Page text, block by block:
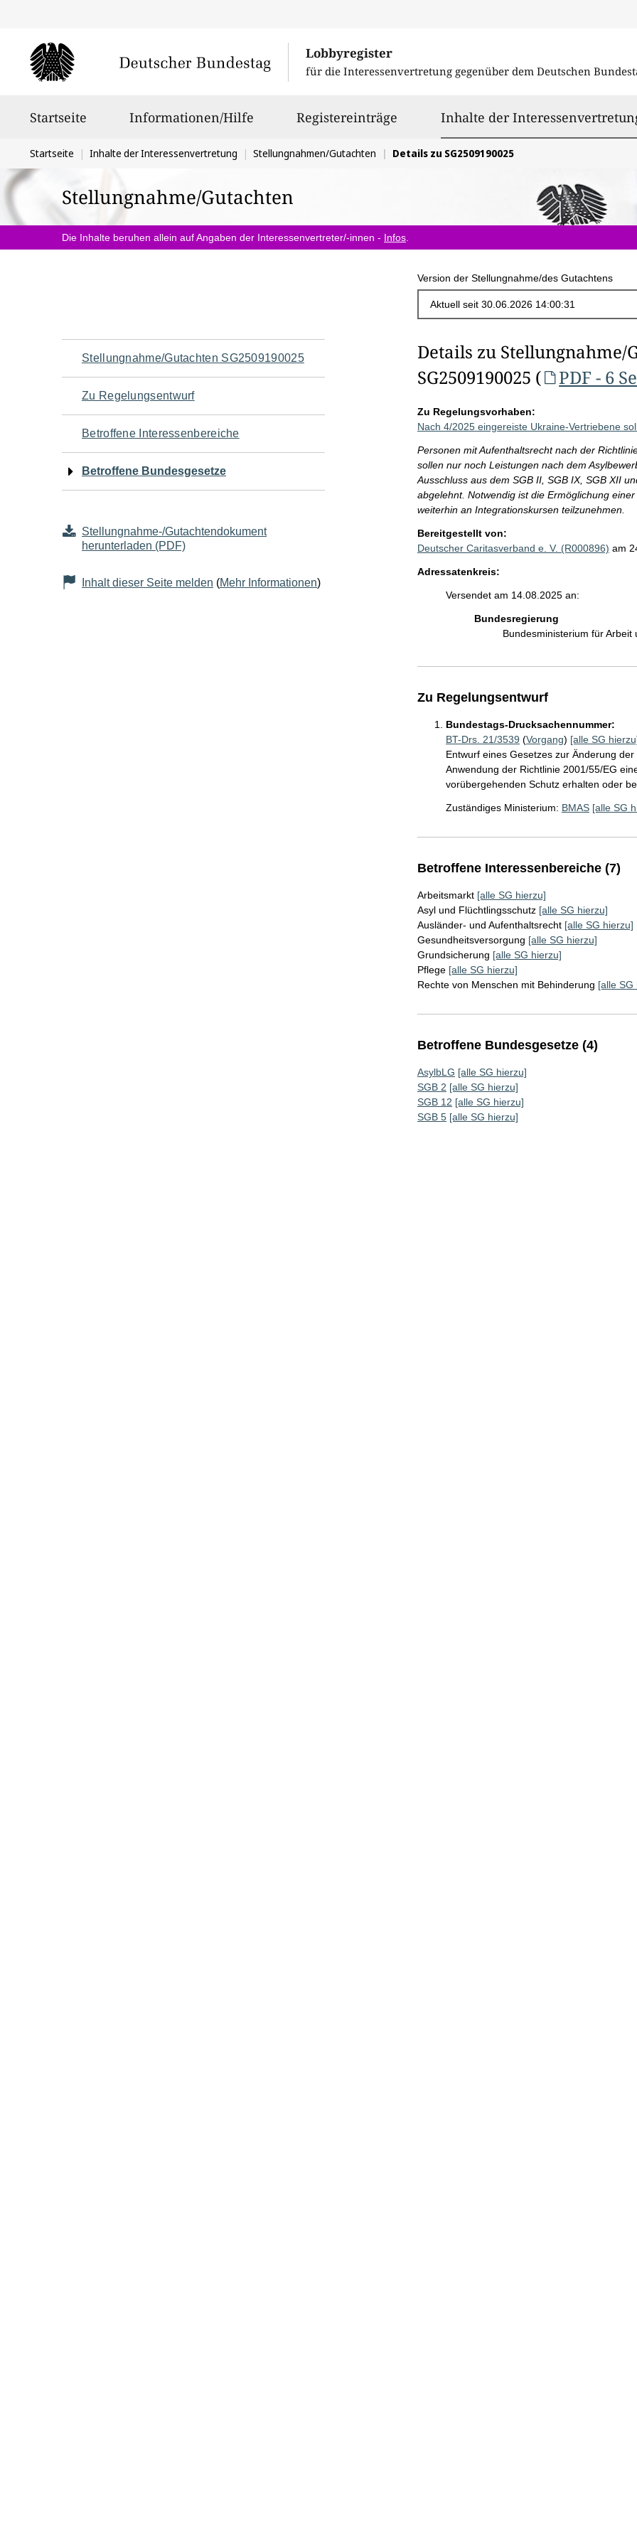
Lobbyregister
für die Interessenvertretung gegenüber dem Deutschen
Startseite Informationen/Hilfe Registereinträge Inhalte der
Sie
befinden
sich
hier:
Startseite Inhalte der Interessenvertretung Stellungnahmen/Gutachten Details zu SG2509190025
Stellungnahme/Gutachten
Die Inhalte beruhen allein auf Angaben der Interessenvertreter/-innen - Infos
Version der Stellungnahme/des Gutachtens
Navigation
für
den
Seiteninhalt
Stellungnahme/Gutachten SG2509190025
Zu Regelungsentwurf
Betroffene Interessenbereiche
Betroffene Bundesgesetze
Stellungnahme-/Gutachtendokument
herunterladen (PDF)
Inhalt dieser Seite melden (Mehr Informationen)
Details zu Stellungnahme/
SG2509190025 (
PDF - 6
Zu Regelungsvorhaben:
Nach 4/2025 eingereiste Ukraine-Vertriebene
Personen mit Aufenthaltsrecht nach der
sollen nur noch Leistungen nach dem
Ausschluss aus dem SGB II, SGB IX, SGB XII
abgelehnt. Notwendig ist die Ermöglichung
weiterhin an Integrationskursen teilzunehmen.
Bereitgestellt von:
Deutscher Caritasverband e. V. (R000896) am
Adressatenkreis:
Versendet am 14.08.2025 an:
Bundesregierung
Bundesministerium für
Zu Regelungsentwurf
Bundestags-Drucksachennummer:
BT-Drs. 21/3539 (Vorgang) [alle SG
Entwurf eines Gesetzes zur Änderung
Anwendung der Richtlinie 2001/55/EG
vorübergehenden Schutz erhalten oder
Zuständiges Ministerium: BMAS [alle SG
Betroffene Interessenbereiche (7)
Arbeitsmarkt [alle SG hierzu]
Asyl und Flüchtlingsschutz [alle SG hierzu]
Ausländer- und Aufenthaltsrecht [alle SG hierzu]
Gesundheitsversorgung [alle SG hierzu]
Grundsicherung [alle SG hierzu]
Pflege [alle SG hierzu]
Rechte von Menschen mit Behinderung [alle SG
Betroffene Bundesgesetze (4)
AsylbLG [alle SG hierzu]
SGB 2 [alle SG hierzu]
SGB 12 [alle SG hierzu]
SGB 5 [alle SG hierzu]